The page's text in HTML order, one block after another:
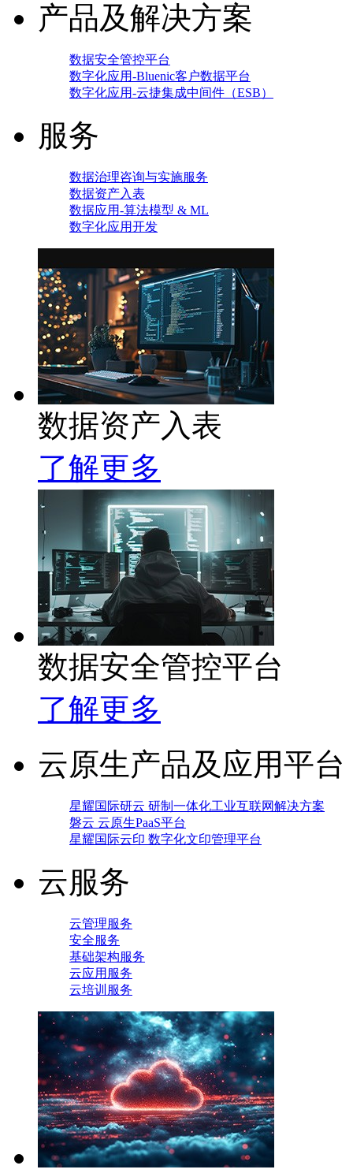
产品及解决方案
数据安全管控平台
数字化应用-Bluenic客户数据平台
数字化应用-云捷集成中间件（ESB）
服务
数据治理咨询与实施服务
数据资产入表
数据应用-算法模型 & ML
数字化应用开发
数据资产入表
了解更多
数据安全管控平台
了解更多
云原生产品及应用平台
星耀国际研云 研制一体化工业互联网解决方案
磐云 云原生PaaS平台
星耀国际云印 数字化文印管理平台
云服务
云管理服务
安全服务
基础架构服务
云应用服务
云培训服务